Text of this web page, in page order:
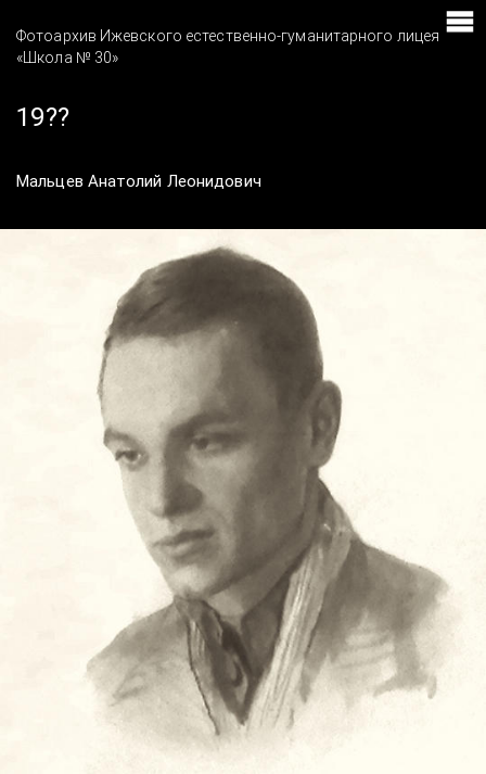
Фотоархив Ижевского естественно-гуманитарного лицея
«Школа № 30»
19??
Мальцев Анатолий Леонидович